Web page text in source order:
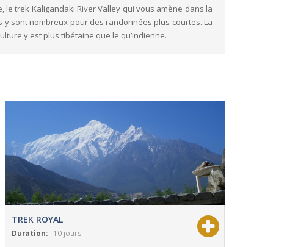
le trek Kaligandaki River Valley qui vous amène dans la
y sont nombreux pour des randonnées plus courtes. La
y est plus tibétaine que le qu’indienne.
TREK ROYAL
Duration: 10 jours